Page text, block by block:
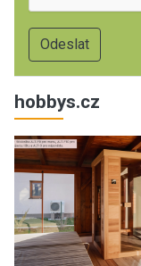
hobbys.cz